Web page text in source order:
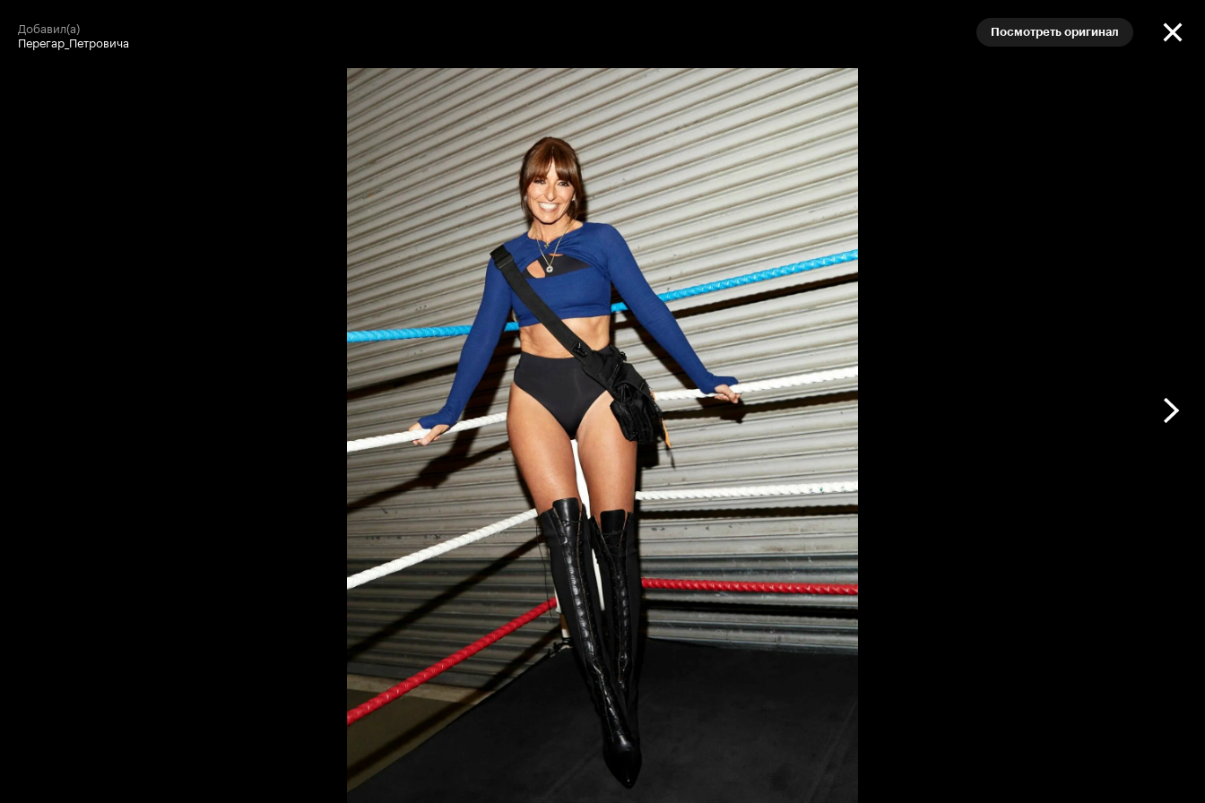
добавил(а)
Перегар_Петровича
Посмотреть оригинал